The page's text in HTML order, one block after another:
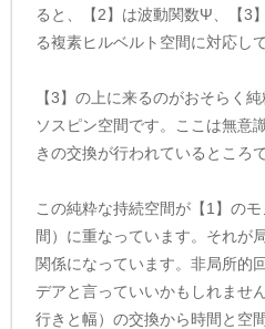
ると、【2】は波動関数Ψ、【3
る複素ヒルベルト空間に対応し
【3】の上に来るのがおそらく
ソスピン空間です。ここは無意
きの交換が行われているところで
この純粋な持続空間が【1】の
間）に重なっています。それが
関係になっています。非局所的
デアと言っていいかもしれませ
行きと幅）の交換から時間と空